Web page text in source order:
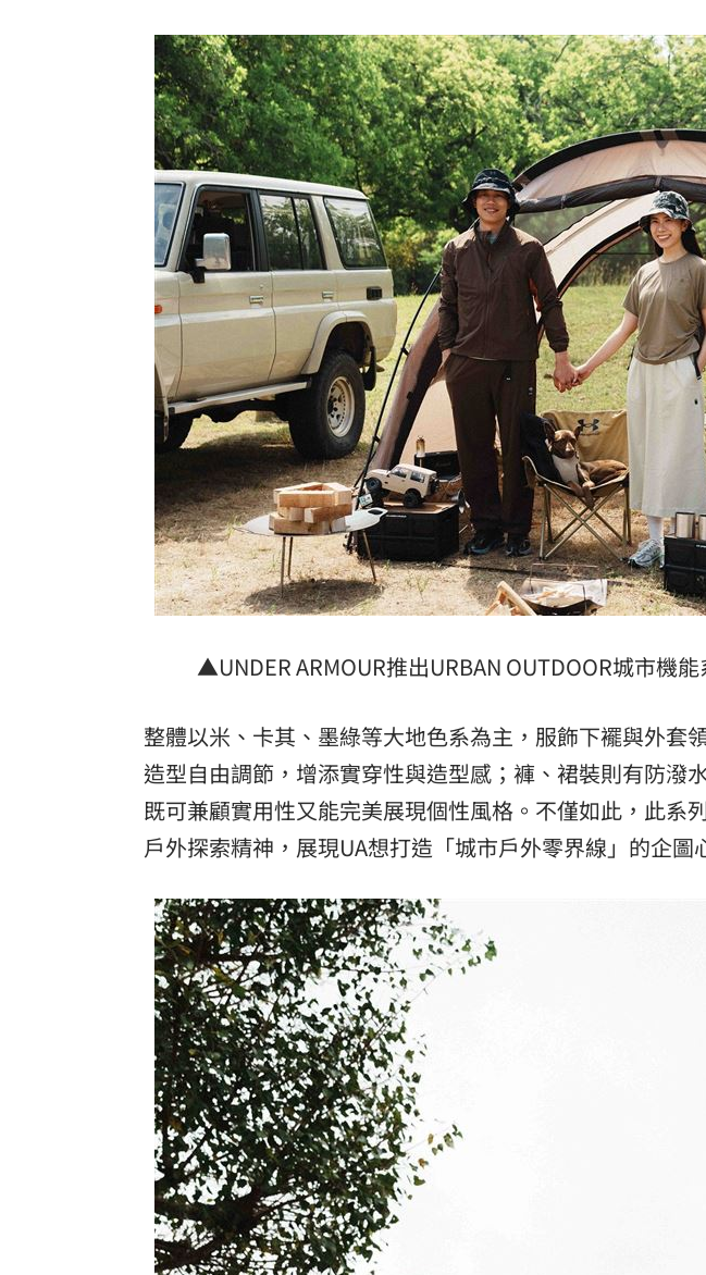
▲UNDER ARMOUR推出URBAN OUTDOOR城市機
整體以米、卡其、墨綠等大地色系為主，服飾下襬與外套
造型自由調節，增添實穿性與造型感；褲、裙裝則有防潑
既可兼顧實用性又能完美展現個性風格。不僅如此，此系
戶外探索精神，展現UA想打造「城市戶外零界線」的企圖